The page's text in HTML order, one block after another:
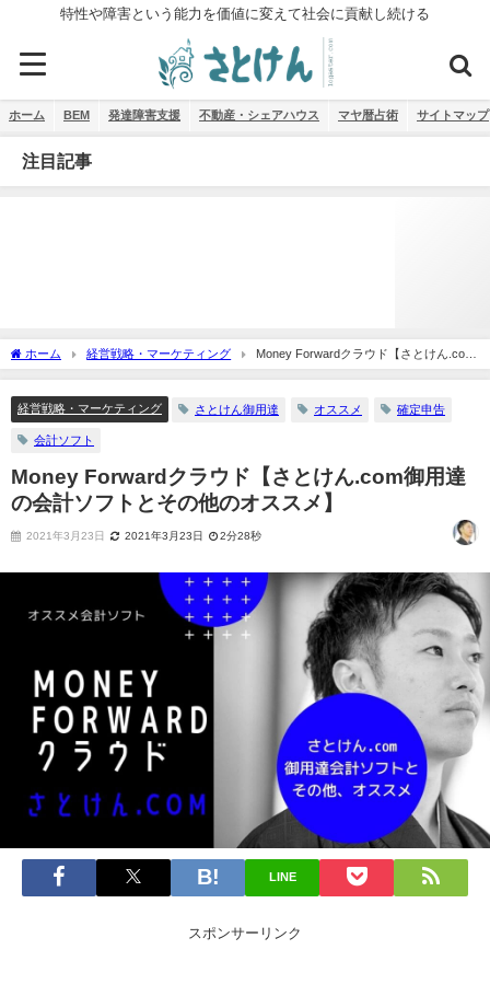
特性や障害という能力を価値に変えて社会に貢献し続ける
ホーム BEM 発達障害支援 不動産・シェアハウス マヤ暦占術 サイトマップ
注目記事
ホーム 経営戦略・マーケティング
Money Forwardクラウド【さとけん.com
御用達の会計ソフトとその他のオススメ】
経営戦略・マーケティング さとけん御用達 オススメ 確定申告
会計ソフト
Money Forwardクラウド【さとけん.com御用達
の会計ソフトとその他のオススメ】
2021年3月23日 2021年3月23日 2分28秒
LINE
スポンサーリンク